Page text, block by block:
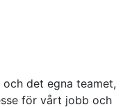
det egna teamet,
för vårt jobb och